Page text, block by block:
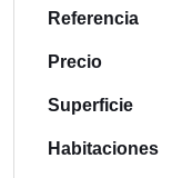
Referencia
Precio
Superficie
Habitaciones